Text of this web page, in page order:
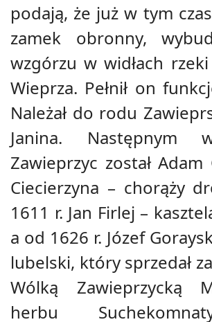
podają, że już w tym
zamek obronny,
wzgórzu w widłach
Wieprza. Pełnił on
Należał do rodu
Janina. Następnym
Zawieprzyc został
Ciecierzyna – chorąży
1611 r. Jan Firlej –
a od 1626 r. Józef
lubelski, który sprzedał
Wólką Zawieprzycką
herbu